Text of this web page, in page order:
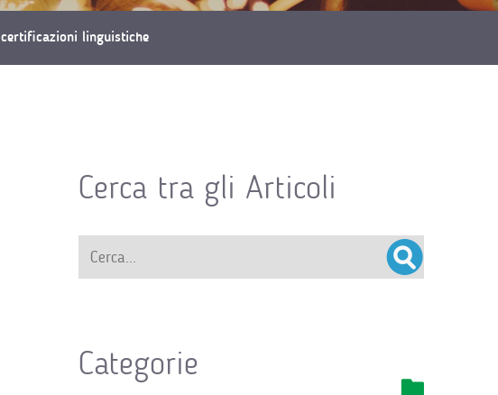
certificazioni linguistiche
Cerca tra gli Articoli
Categorie